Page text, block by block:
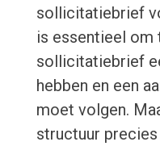
sollicitatiebrief
is essentieel om
sollicitatiebrief
hebben en een
moet volgen.
structuur